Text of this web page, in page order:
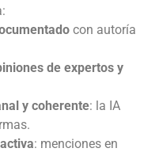
con autoría
de expertos y
y coherente: la IA
: menciones en